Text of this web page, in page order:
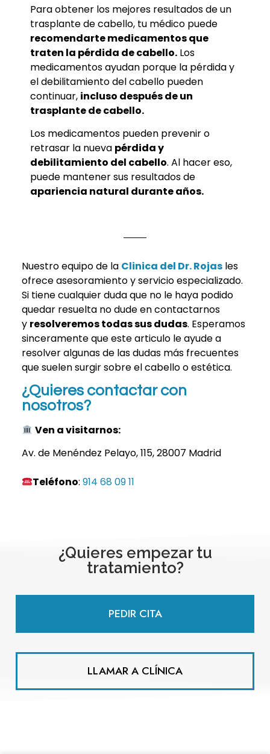
Para obtener los mejores resultados de un
trasplante de cabello, tu médico puede
recomendarte medicamentos que
traten la pérdida de cabello. Los
medicamentos ayudan porque la pérdida y
el debilitamiento del cabello pueden
continuar, incluso después de un
trasplante de cabello.
Los medicamentos pueden prevenir o
retrasar la nueva pérdida y
debilitamiento del cabello. Al hacer eso,
puede mantener sus resultados de
apariencia natural durante años.
Nuestro equipo de la Clinica del Dr. Rojas les
ofrece asesoramiento y servicio especializado.
Si tiene cualquier duda que no le haya podido
quedar resuelta no dude en contactarnos
y resolveremos todas sus dudas. Esperamos
sinceramente que este articulo le ayude a
resolver algunas de las dudas más frecuentes
que suelen surgir sobre el cabello o estética.
¿Quieres contactar con
nosotros?
Ven a visitarnos:
Av. de Menéndez Pelayo, 115, 28007 Madrid
Teléfono:914 68 09 11
¿Quieres empezar tu
tratamiento?
PEDIR CITA
LLAMAR A CLÍNICA